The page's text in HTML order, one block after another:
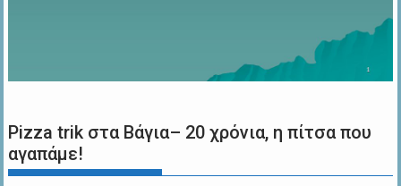
Pizza trik στα Βάγια– 20 χρόνια, η πίτσα που
αγαπάμε!